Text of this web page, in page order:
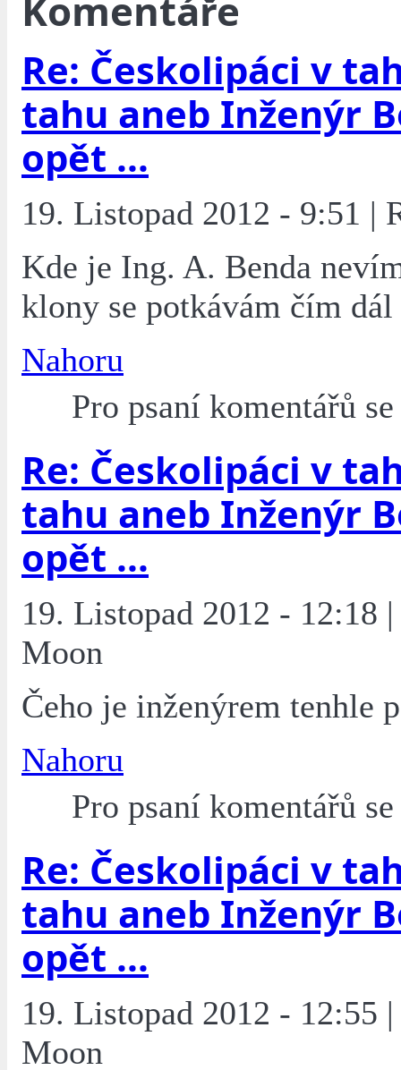
Komentáře
Re: Českolipáci v
tahu aneb Inženýr
opět ...
19. Listopad 2012 - 9:51 |
Kde je Ing. A. Benda
klony se potkávám čím
Nahoru
Pro psaní komentářů
Re: Českolipáci v
tahu aneb Inženýr
opět ...
19. Listopad 2012 - 12:18
Moon
Čeho je inženýrem tenhle
Nahoru
Pro psaní komentářů
Re: Českolipáci v
tahu aneb Inženýr
opět ...
19. Listopad 2012 - 12:55
Moon